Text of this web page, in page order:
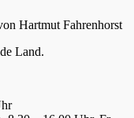
Hartmut Fahrenhorst
Land.